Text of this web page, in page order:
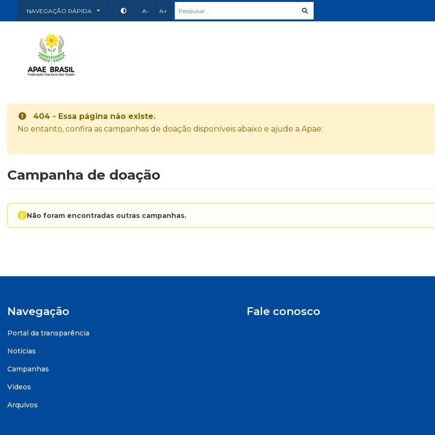
NAVEGAÇÃO RÁPIDA A- A+
404 - Essa página não existe.
No entanto, confira as campanhas de doação disponíveis abaixo e ajude a Apae:
Campanha de doação
Não foram encontradas outras campanhas.
Navegação
Portal da transparência
Notícias
Campanhas
Videos
Arquivos
Fale conosco